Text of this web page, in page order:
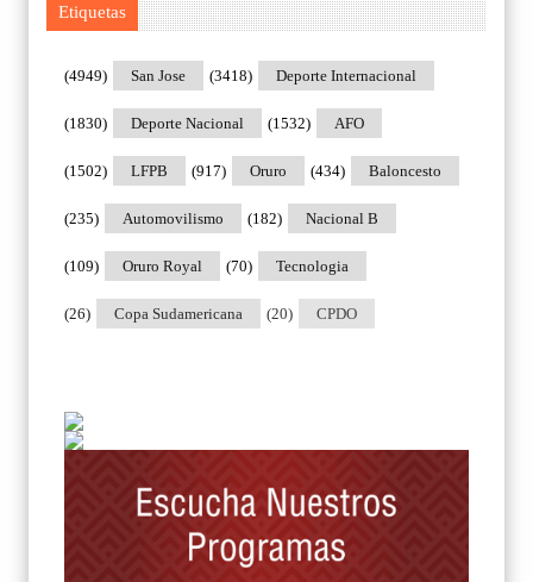
Etiquetas
San Jose
(4949) Deporte Internacional
(3418)
Deporte Nacional
(1830) AFO
(1532)
LFPB
(1502) Oruro
(917) Baloncesto
(434)
Automovilismo
(235) Nacional B
(182)
Oruro Royal
(109) Tecnologia
(70)
Copa Sudamericana
(26) CPDO
(20)